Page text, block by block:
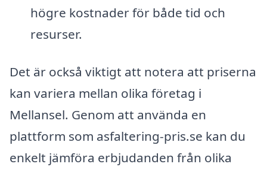
högre kostnader för både tid och
resurser.
Det är också viktigt att notera att priserna
kan variera mellan olika företag i
Mellansel. Genom att använda en
plattform som asfaltering-pris.se kan du
enkelt jämföra erbjudanden från olika